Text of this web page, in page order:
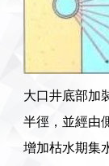
大口井底部加
半徑，並經由
增加枯水期集